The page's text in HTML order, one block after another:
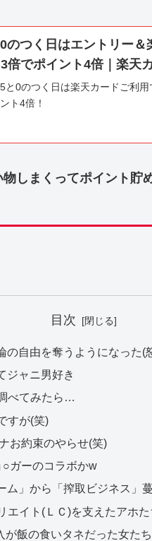
のつく日はエントリー
倍でポイント4倍｜楽天
と0のつく日は楽天カードご利
ト4倍！
物しまくってポイント貯
目次
の自由を奪うようになった(
ジャニ男好き
べてみたら…
すが(笑)
お約束のやらせ(笑)
ガーのコラボかw
ム」から「搾取ビジネス」
エイト(ＬＣ)を支えたアホた
飯の食いタネだった女たち